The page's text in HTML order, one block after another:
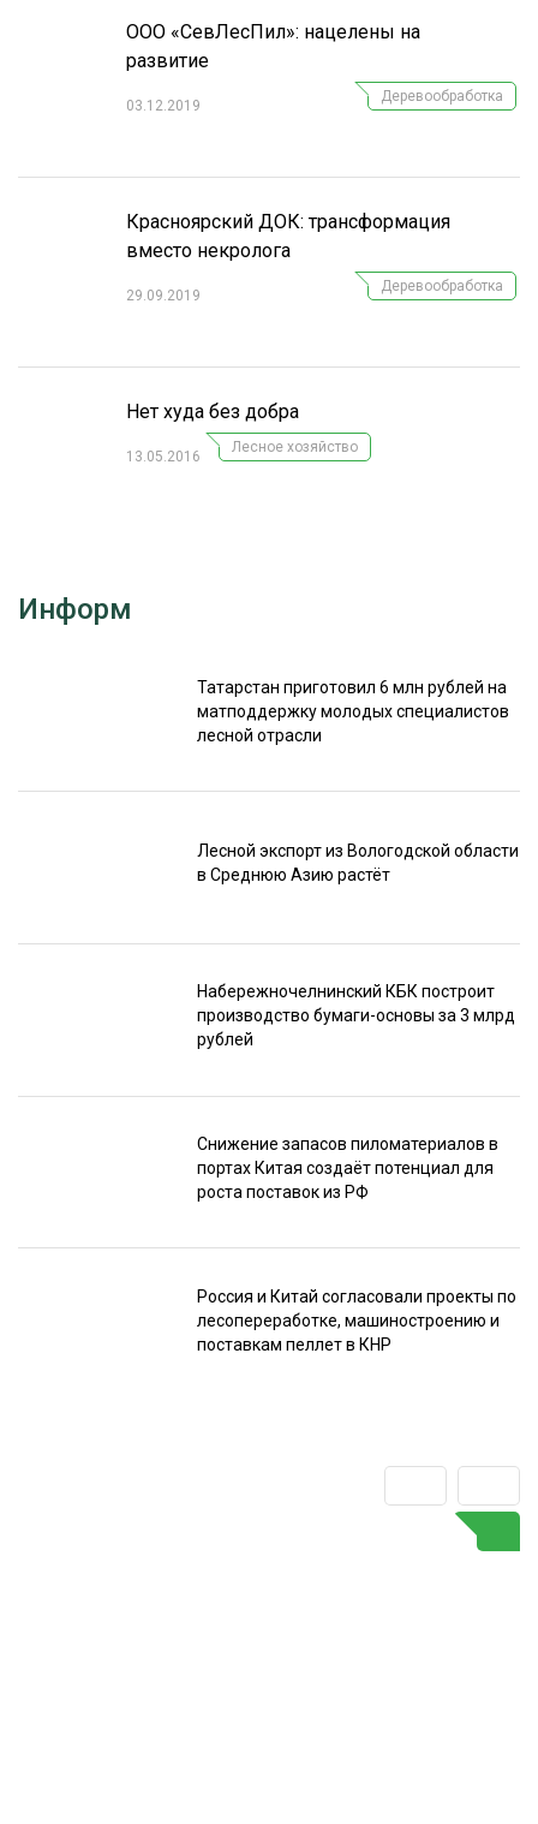
ООО «СевЛесПил»: нацелены на
развитие
03.12.2019
Деревообработка
Красноярский ДОК: трансформация
вместо некролога
29.09.2019
Деревообработка
Нет худа без добра
13.05.2016
Лесное хозяйство
Информ
Татарстан приготовил 6 млн рублей на
матподдержку молодых специалистов
лесной отрасли
Лесной экспорт из Вологодской области
в Среднюю Азию растёт
Набережночелнинский КБК построит
производство бумаги-основы за 3 млрд
рублей
Снижение запасов пиломатериалов в
портах Китая создаёт потенциал для
роста поставок из РФ
Россия и Китай согласовали проекты по
лесопереработке, машиностроению и
поставкам пеллет в КНР